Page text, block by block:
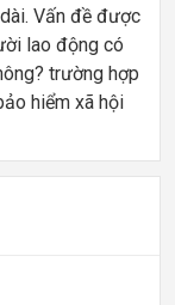
Vấn đề được
lao động có
trường hợp
hiểm xã hội